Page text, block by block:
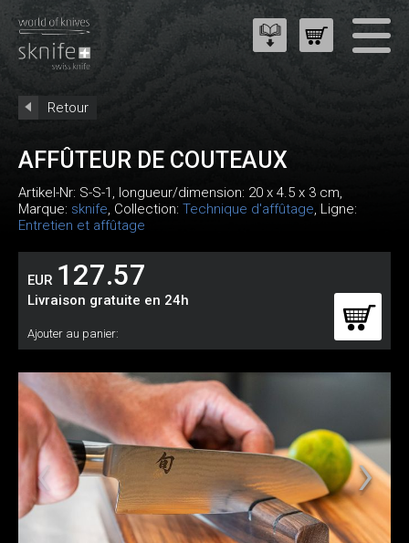
Retour
AFFÛTEUR DE COUTEAUX
Artikel-Nr: S-S-1 , longueur/dimension: 20 x 4.5 x 3 cm,
Marque: sknife, Collection: Technique d'affûtage, Ligne:
Entretien et affûtage
EUR 127.57
Livraison gratuite en 24h
Ajouter au panier: